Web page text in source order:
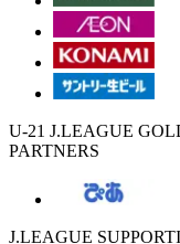
U-21 J.LEAGUE
PARTNERS
J.LEAGUE